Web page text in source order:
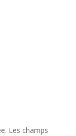
Les champs